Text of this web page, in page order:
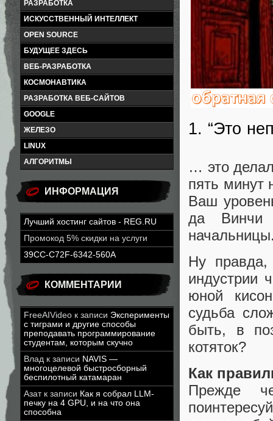
РАЗРАБОТКА
ИСКУССТВЕННЫЙ ИНТЕЛЛЕКТ
OPEN SOURCE
БУДУЩЕЕ ЗДЕСЬ
ВЕБ-РАЗРАБОТКА
КОСМОНАВТИКА
РАЗРАБОТКА ВЕБ-САЙТОВ
GOOGLE
ЖЕЛЕЗО
LINUX
АЛГОРИТМЫ
ИНФОРМАЦИЯ
Лучший хостинг сайтов - REG.RU
Промокод 5% скидки на услуги
39CC-C72F-6342-560A
КОММЕНТАРИИ
FreeAIVideo к записи Эксперименты
с тиграми и другие способы
преподавать программирование
студентам, которым скучно
Влад к записи NAVIS —
многоцелевой быстросборный
беспилотный катамаран
Азатк записи Как я собрал LLM-
печку на 4 GPU, и на что она
способна
1. “Это
… это
пять минут
Ваш
да Винчи
Ну
индустрии
юной
судьба
быть, в
котяток?
Как
Прежде